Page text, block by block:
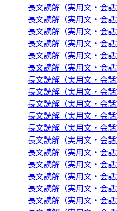
長文読解（実用文・会
長文読解（実用文・会
長文読解（実用文・会
長文読解（実用文・会
長文読解（実用文・会
長文読解（実用文・会
長文読解（実用文・会
長文読解（実用文・会
長文読解（実用文・会
長文読解（実用文・会
長文読解（実用文・会
長文読解（実用文・会
長文読解（実用文・会
長文読解（実用文・会
長文読解（実用文・会
長文読解（実用文・会
長文読解（実用文・会